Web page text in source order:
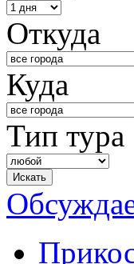
Откуда
Куда
Тип тура